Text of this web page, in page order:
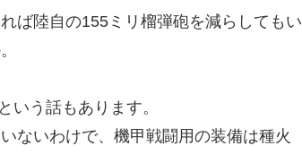
ば陸自の155ミリ榴弾砲を減らしてもい
いう話もあります。
ないわけで、機甲戦闘用の装備は種火